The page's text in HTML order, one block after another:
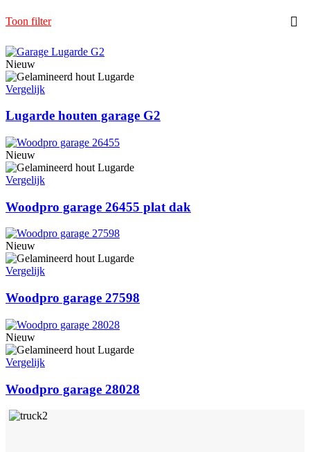
Toon filter
Nieuw
Vergelijk
Lugarde houten garage G2
Nieuw
Vergelijk
Woodpro garage 26455 plat dak
Nieuw
Vergelijk
Woodpro garage 27598
Nieuw
Vergelijk
Woodpro garage 28028